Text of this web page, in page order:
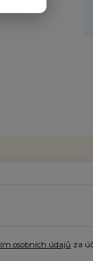
osobních údajů za